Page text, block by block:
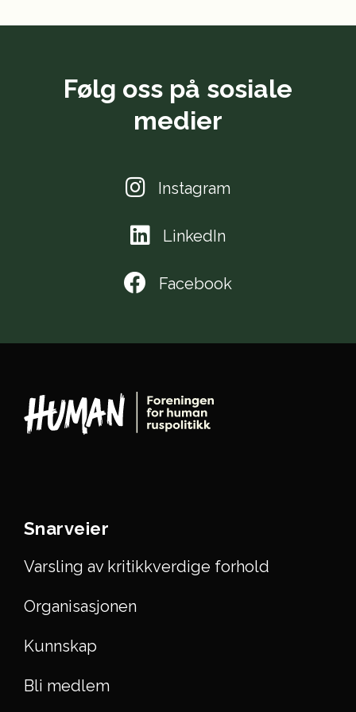
Følg oss på sosiale
medier
Instagram
LinkedIn
Facebook
Snarveier
Varsling av kritikkverdige forhold
Organisasjonen
Kunnskap
Bli medlem